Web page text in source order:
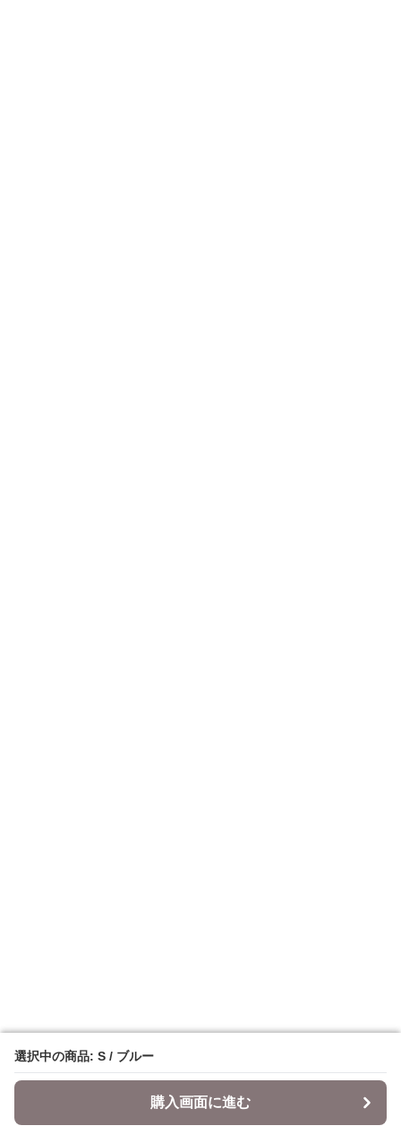
選択中の商品: S / ブルー
購入画面に進む
選択中の商品: S / ブルー
購入画面に進む